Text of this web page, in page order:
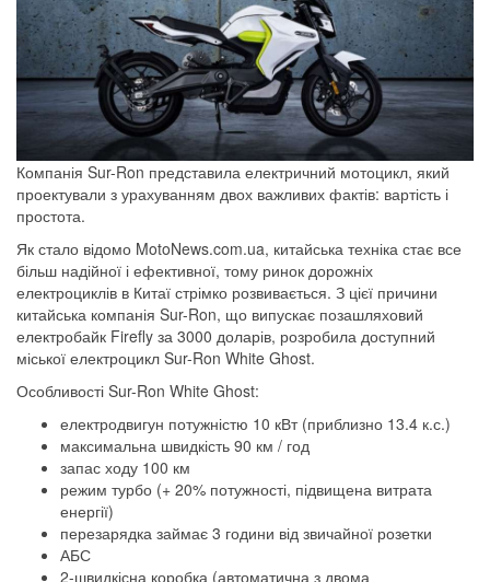
Компанія Sur-Ron представила електричний мотоцикл, який
проектували з урахуванням двох важливих фактів: вартість і
простота.
Як стало відомо MotoNews.com.ua, китайська техніка стає все
більш надійної і ефективної, тому ринок дорожніх
електроциклів в Китаї стрімко розвивається. З цієї причини
китайська компанія Sur-Ron, що випускає позашляховий
електробайк Firefly за 3000 доларів, розробила доступний
міської електроцикл Sur-Ron White Ghost.
Особливості Sur-Ron White Ghost:
електродвигун потужністю 10 кВт (приблизно 13.4 к.с.)
максимальна швидкість 90 км / год
запас ходу 100 км
режим турбо (+ 20% потужності, підвищена витрата
енергії)
перезарядка займає 3 години від звичайної розетки
АБС
2-швидкісна коробка (автоматична з двома